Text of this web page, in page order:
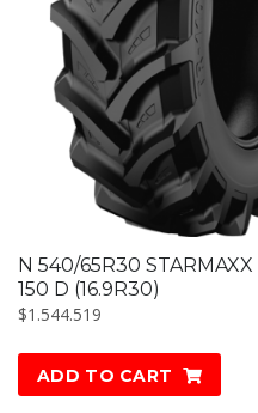
N 540/65R30 STARMAXX
150 D (16.9R30)
$1.544.519
ADD TO CART